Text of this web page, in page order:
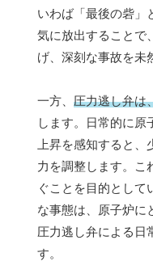
いわば「最後の砦」
気に放出することで
げ、深刻な事故を未
一方、 圧力逃し弁は
します。日常的に原
上昇を感知すると
力を調整します。こ
ぐことを目的として
な事態は、原子炉に
圧力逃し弁による日
す。